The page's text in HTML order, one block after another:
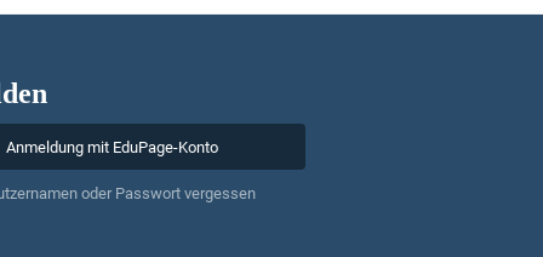
Anmeldung mit EduPage-Konto
oder Passwort vergessen